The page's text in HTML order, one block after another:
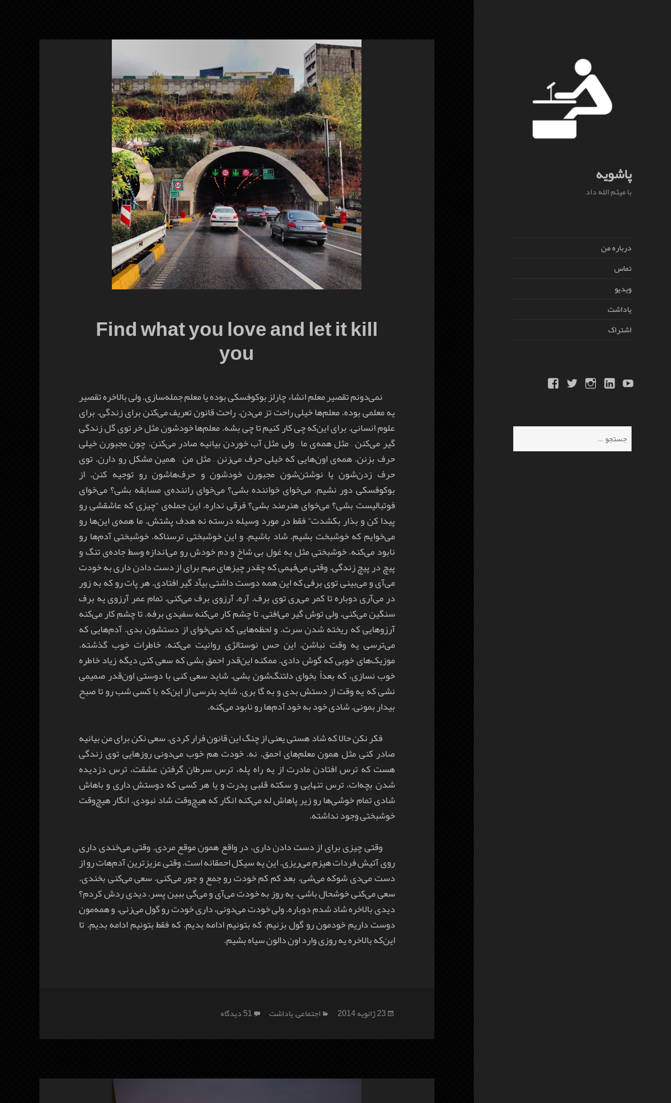
پاشویه
با میثم الله داد
درباره من
تماس
ویدیو
یاداشت
اشتراک
Youtube
Linkedin
Instagram
Twitter
Facebook
برای:
Find what you love and let it kill
you
نمی‌دونم تقصیر معلم انشاء چارلز بوکوفسکی بوده یا معلم جمله‌سازی. ولی بالاخره تقصیر
یه معلمی بوده. معلم‌ها خیلی راحت تز می‌دن. راحت قانون تعریف می‌کنن برای زندگی. برای
علوم انسانی. برای این‌که چی کار کنیم تا چی بشه. معلم‌ها خودشون مثل خر توی گل زندگی
گیر می‌کنن – مثل همه‌ی ما – ولی مثل آب خوردن بیانیه صادر می‌کنن. چون مجبورن خیلی
حرف بزنن. همه‌ی اون‌هایی که خیلی حرف می‌زنن – مثل من – همین مشکل رو دارن. توی
حرف زدن‌شون یا نوشتن‌شون مجبورن خودشون و حرف‌هاشون رو توجیه کنن. از
بوکوفسکی دور نشیم. می‌خوای خواننده بشی؟ می‌خوای راننده‌ی مسابقه بشی؟ می‌خوای
فوتبالیست بشی؟ می‌خوای هنرمند بشی؟ فرقی نداره. این جمله‌ی “چیزی که عاشقشی رو
پیدا کن و بذار بکشدت” فقط در مورد وسیله درسته نه هدف پشتش. ما همه‌ی این‌ها رو
می‌خوایم که خوشبخت بشیم. شاد باشیم. و این خوشبختی ترسناکه. خوشبختی آدم‌ها رو
نابود می‌کنه. خوشبختی مثل یه غول بی شاخ و دم خودش رو می‌اندازه وسط جاده‌ی تنگ و
پیچ در پیچ زندگی. وقتی می‌فهمی که چقدر چیزهای مهم برای از دست دادن داری به خودت
می‌آی و می‌بینی توی برفی که این همه دوست داشتی بیآد گیر افتادی. هر پات رو که به زور
در می‌آری دوباره تا کمر می‌ری توی برف. آره. آرزوی برف می‌کنی. تمام عمر آرزوی یه برف
سنگین می‌کنی. ولی توش گیر می‌افتی. تا چشم کار می‌کنه سفیدی برفه. تا چشم کار می‌کنه
آرزوهایی که ریخته شدن سرت. و لحظه‌هایی که نمی‌خوای از دستشون بدی. آدم‌هایی که
می‌ترسی یه وقت نباشن. این حس نوستالژی روانیت می‌کنه. خاطرات خوب گذشته.
موزیک‌های خوبی که گوش دادی. ممکنه این‌قدر احمق بشی که سعی کنی دیگه زیاد خاطره
خوب نسازی، که بعداً بخوای دلتنگ‌شون بشی. شاید سعی کنی با دوستی اون‌قدر صمیمی
نشی که یه وقت از دستش بدی و به گا بری. شاید بترسی از این‌که با کسی شب رو تا صبح
بیدار بمونی. شادی خود به خود آدم‌ها رو نابود می‌کنه.
فکر نکن حالا که شاد هستی یعنی از چنگ این قانون فرار کردی. سعی نکن برای من بیانیه
صادر کنی مثل همون معلم‌های احمق. نه. خودت هم خوب می‌دونی روزهایی توی زندگی
هست که ترس افتادن مادرت از یه راه پله، ترس سرطان گرفتن عشقت، ترس دزدیده
شدن بچه‌ات، ترس تنهایی و سکته قلبی پدرت و یا هر کسی که دوستش داری و باهاش
شادی تمام خوشی‌ها رو زیر پاهاش له می‌کنه انگار که هیچ‌وقت شاد نبودی. انگار هیچ‌وقت
خوشبختی وجود نداشته.
وقتی چیزی برای از دست دادن داری، در واقع همون موقع مردی. وقتی می‌خندی داری
روی آتیش فردات هیزم می‌ریزی. این یه سیکل احمقانه است. وقتی عزیزترین آدم‌هات رو از
دست می‌دی شوکه می‌شی. بعد کم کم خودت رو جمع و جور می‌کنی. سعی می‌کنی بخندی.
سعی می‌کنی خوشحال باشی. یه روز به خودت می‌آی و می‌گی ببین پسر. دیدی ردش کردم؟
دیدی بالاخره شاد شدم دوباره. ولی خودت می‌دونی، داری خودت رو گول می‌زنی. و همه‌مون
دوست داریم خودمون رو گول بزنیم. که بتونیم ادامه بدیم. که فقط بتونیم ادامه بدیم. تا
این‌که بالاخره یه روزی وارد اون دالون سیاه بشیم.
ارسال
در
23 ژانویه 2014 دسته‌ها
اجتماعی,یاداشت 51 دیدگاه برای Find what you love and let it kill you